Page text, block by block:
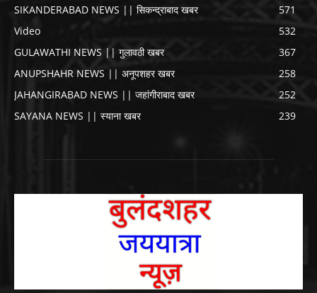
SIKANDERABAD NEWS || सिकन्द्राबाद खबर
571
Video
532
GULAWATHI NEWS || गुलावठी खबर
367
ANUPSHAHR NEWS || अनूपशहर खबर
258
JAHANGIRABAD NEWS || जहांगीराबाद खबर
252
SAYANA NEWS || स्याना खबर
239